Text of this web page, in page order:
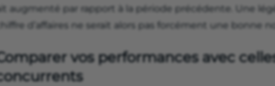
augmenté par rapport à la période précédente. Une
d’affaires ne serait alors pas forcément une bonne
vos performances avec